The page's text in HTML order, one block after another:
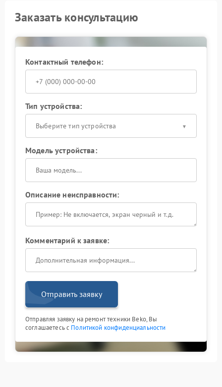
Заказать консультацию
Контактный телефон:
Тип устройства:
Выберите тип устройства
Модель устройства:
Описание неисправности:
Комментарий к заявке:
Отправить заявку
Отправляя заявку на ремонт техники Beko, Вы
соглашаетесь с Политикой конфиденциальности